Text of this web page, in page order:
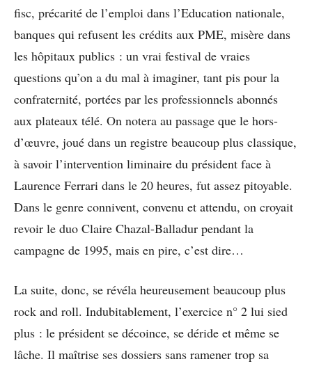
fisc, précarité de l’emploi dans l’Education nationale,
banques qui refusent les crédits aux PME, misère dans
les hôpitaux publics : un vrai festival de vraies
questions qu’on a du mal à imaginer, tant pis pour la
confraternité, portées par les professionnels abonnés
aux plateaux télé. On notera au passage que le hors-
d’œuvre, joué dans un registre beaucoup plus classique,
à savoir l’intervention liminaire du président face à
Laurence Ferrari dans le 20 heures, fut assez pitoyable.
Dans le genre connivent, convenu et attendu, on croyait
revoir le duo Claire Chazal-Balladur pendant la
campagne de 1995, mais en pire, c’est dire…
La suite, donc, se révéla heureusement beaucoup plus
rock and roll. Indubitablement, l’exercice n° 2 lui sied
plus : le président se décoince, se déride et même se
lâche. Il maîtrise ses dossiers sans ramener trop sa